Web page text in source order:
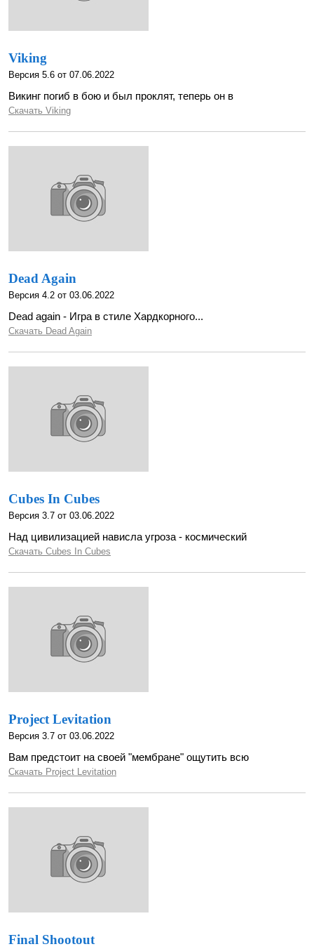
Viking
Версия 5.6 от 07.06.2022
Викинг погиб в бою и был проклят, теперь он в
Скачать Viking
Dead Again
Версия 4.2 от 03.06.2022
Dead again - Игра в стиле Хардкорного...
Скачать Dead Again
Cubes In Cubes
Версия 3.7 от 03.06.2022
Над цивилизацией нависла угроза - космический
Скачать Cubes In Cubes
Project Levitation
Версия 3.7 от 03.06.2022
Вам предстоит на своей "мембране" ощутить всю
Скачать Project Levitation
Final Shootout